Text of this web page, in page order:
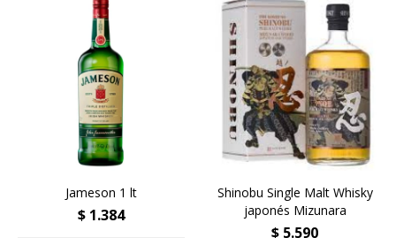
Jameson 1 lt
$ 1.384
Shinobu Single Malt Whisky
japonés Mizunara
$ 5.590